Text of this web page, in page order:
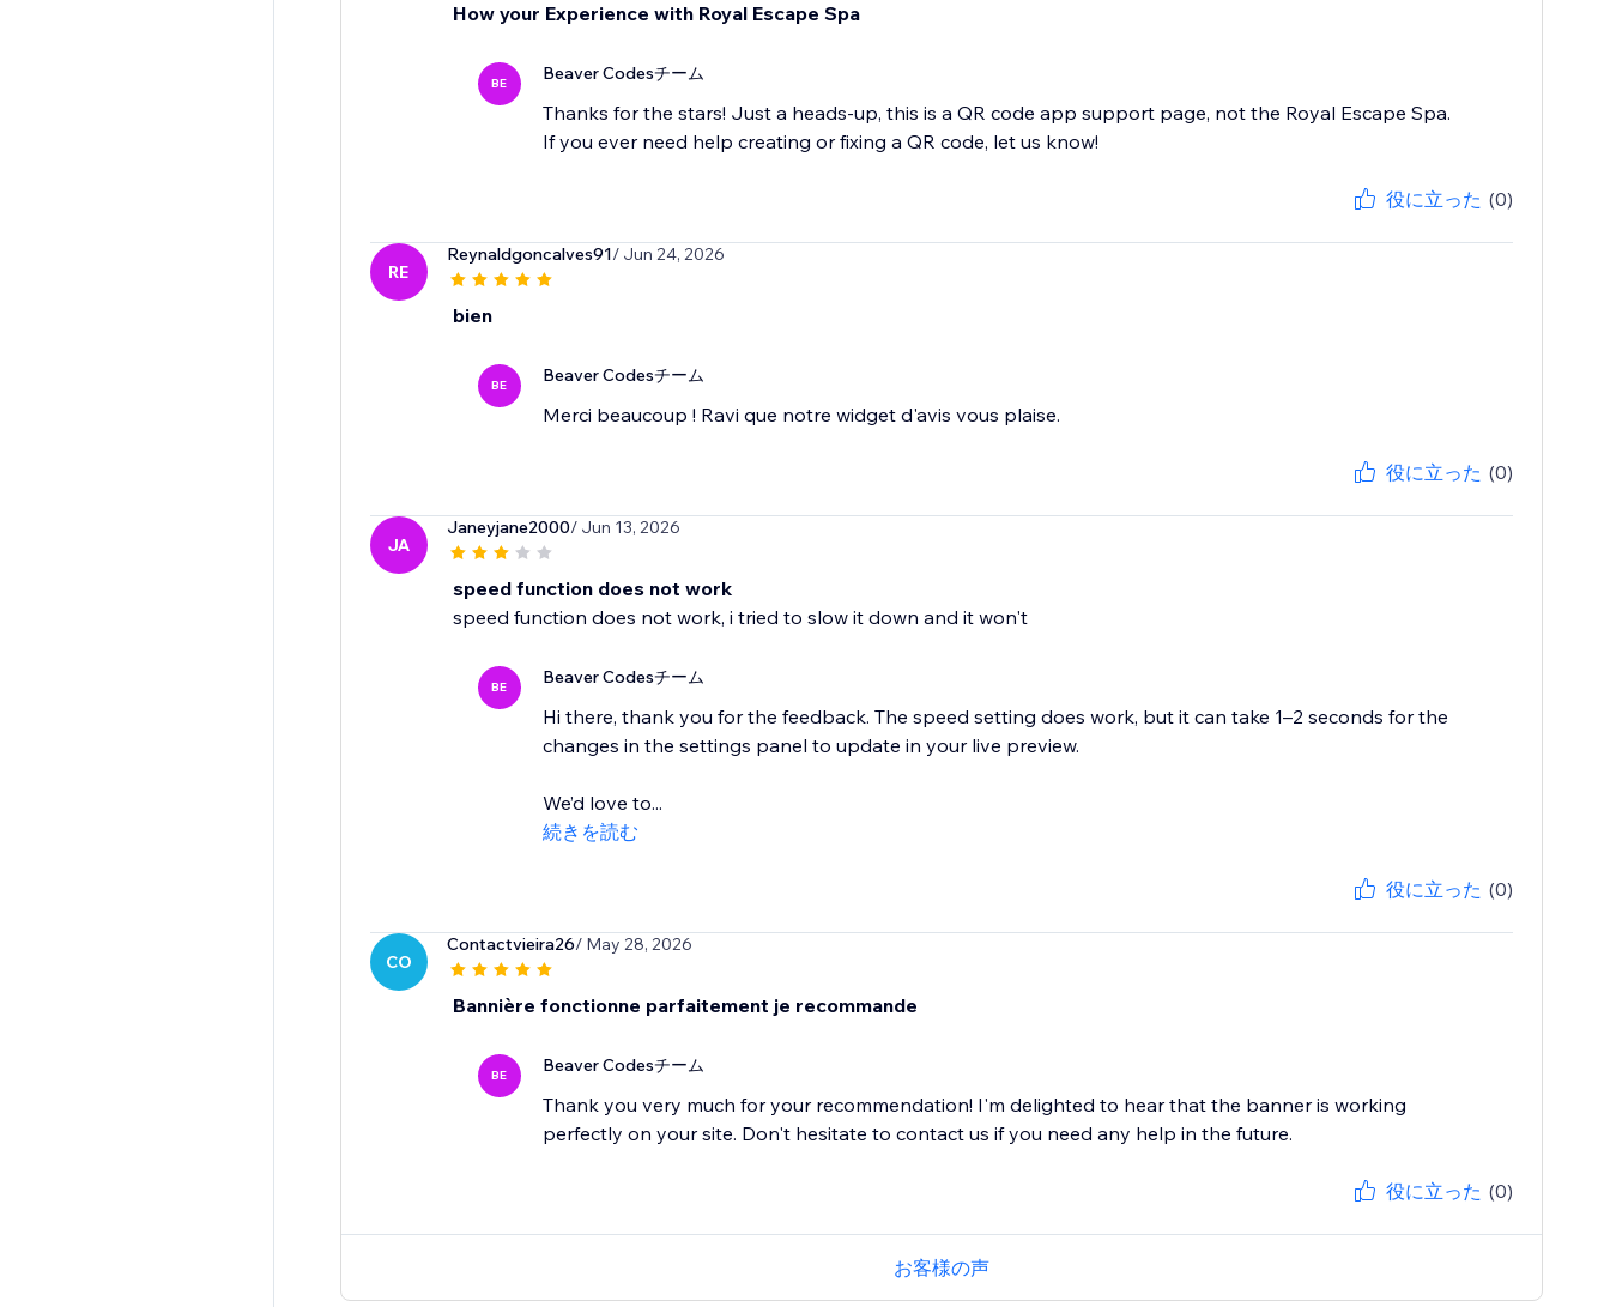
How your Experience with Royal Escape Spa
BE Beaver Codesチーム
Thanks for the stars! Just a heads-up, this is a QR code app support page, not the Royal Escape Spa.
If you ever need help creating or fixing a QR code, let us know!
役に立った (0)
RE
Reynaldgoncalves91/ Jun 24, 2026
bien
BE Beaver Codesチーム
Merci beaucoup ! Ravi que notre widget d'avis vous plaise.
役に立った (0)
JA
Janeyjane2000/ Jun 13, 2026
speed function does not work
speed function does not work, i tried to slow it down and it won't
BE Beaver Codesチーム
Hi there, thank you for the feedback. The speed setting does work, but it can take 1–2 seconds for the
changes in the settings panel to update in your live preview.
We’d love to...
続きを読む
役に立った (0)
CO
Contactvieira26/ May 28, 2026
Bannière fonctionne parfaitement je recommande
BE Beaver Codesチーム
Thank you very much for your recommendation! I'm delighted to hear that the banner is working
perfectly on your site. Don't hesitate to contact us if you need any help in the future.
役に立った (0)
お客様の声